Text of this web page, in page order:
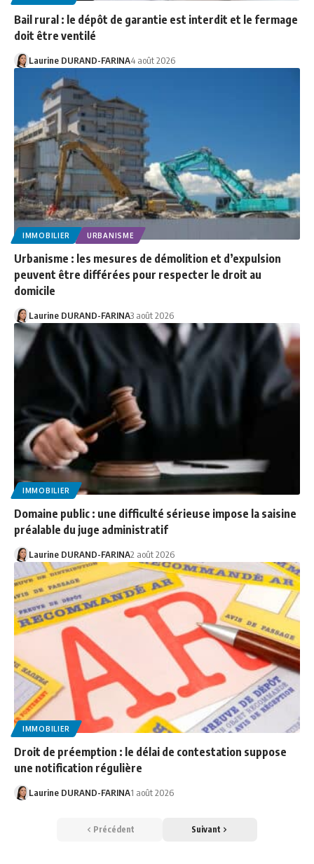
Bail rural : le dépôt de garantie est interdit et le fermage
doit être ventilé
Laurine DURAND-FARINA4 août 2026
IMMOBILIER URBANISME
Urbanisme : les mesures de démolition et d’expulsion
peuvent être différées pour respecter le droit au
domicile
Laurine DURAND-FARINA3 août 2026
IMMOBILIER
Domaine public : une difficulté sérieuse impose la saisine
préalable du juge administratif
Laurine DURAND-FARINA2 août 2026
IMMOBILIER
Droit de préemption : le délai de contestation suppose
une notification régulière
Laurine DURAND-FARINA1 août 2026
Précédent Suivant